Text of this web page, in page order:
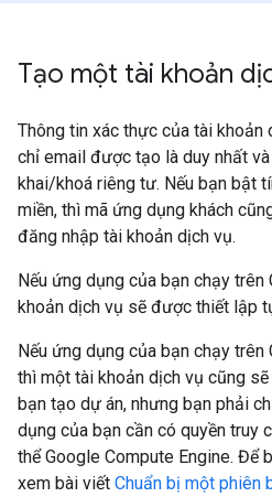
Tạo một tài khoản
Thông tin xác thực của tài
chỉ email được tạo là duy nhất
khai/khoá riêng tư. Nếu bạn bật
miền, thì mã ứng dụng khách
đăng nhập tài khoản dịch vụ.
Nếu ứng dụng của bạn chạy trên
khoản dịch vụ sẽ được thiết lập
Nếu ứng dụng của bạn chạy trên
thì một tài khoản dịch vụ cũng
bạn tạo dự án, nhưng bạn phải
dụng của bạn cần có quyền truy
thể Google Compute Engine. Để
xem bài viết Chuẩn bị một phiên